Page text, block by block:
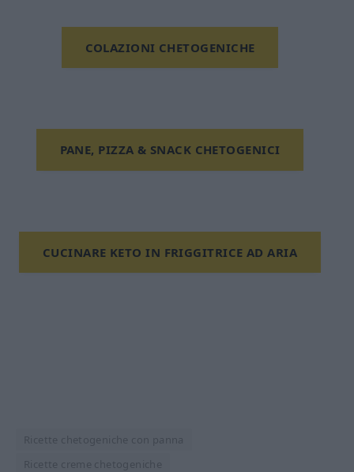
COLAZIONI CHETOGENICHE
PANE, PIZZA & SNACK CHETOGENICI
CUCINARE KETO IN FRIGGITRICE AD ARIA
Ricette chetogeniche con panna
Ricette creme chetogeniche